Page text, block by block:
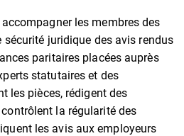
les membres des
juridique des avis rendus
paritaires placées auprès
statutaires et des
les pièces, rédigent des
la régularité des
les avis aux employeurs